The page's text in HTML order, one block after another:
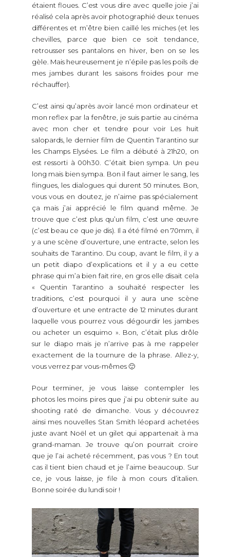
étaient floues. C’est vous dire avec quelle joie j’ai
réalisé cela après avoir photographié deux tenues
différentes et m’être bien caillé les miches (et les
chevilles, parce que bien ce soit tendance,
retrousser ses pantalons en hiver, ben on se les
gèle. Mais heureusement je n’épile pas les poils de
mes jambes durant les saisons froides pour me
réchauffer).
C’est ainsi qu’après avoir lancé mon ordinateur et
mon reflex par la fenêtre, je suis partie au cinéma
avec mon cher et tendre pour voir Les huit
salopards, le dernier film de Quentin Tarantino sur
les Champs Elysées. Le film a débuté à 21h20, on
est ressorti à 00h30. C’était bien sympa. Un peu
long mais bien sympa. Bon il faut aimer le sang, les
flingues, les dialogues qui durent 50 minutes. Bon,
vous vous en doutez, je n’aime pas spécialement
ça mais j’ai apprécié le film quand même. Je
trouve que c’est plus qu’un film, c’est une œuvre
(c’est beau ce que je dis). Il a été filmé en 70mm, il
y a une scène d’ouverture, une entracte, selon les
souhaits de Tarantino. Du coup, avant le film, il y a
un petit diapo d’explications et il y a eu cette
phrase qui m’a bien fait rire, en gros elle disait cela
« Quentin Tarantino a souhaité respecter les
traditions, c’est pourquoi il y aura une scène
d’ouverture et une entracte de 12 minutes durant
laquelle vous pourrez vous dégourdir les jambes
ou acheter un esquimo ». Bon, c’était plus drôle
sur le diapo mais je n’arrive pas à me rappeler
exactement de la tournure de la phrase. Allez-y,
vous verrez par vous-mêmes 🙂
Pour terminer, je vous laisse contempler les
photos les moins pires que j’ai pu obtenir suite au
shooting raté de dimanche. Vous y découvrez
ainsi mes nouvelles Stan Smith léopard achetées
juste avant Noël et un gilet qui appartenait à ma
grand-maman. Je trouve qu’on pourrait croire
que je l’ai acheté récemment, pas vous ? En tout
cas il tient bien chaud et je l’aime beaucoup. Sur
ce, je vous laisse, je file à mon cours d’italien.
Bonne soirée du lundi soir !